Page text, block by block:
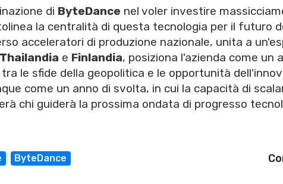
di ByteDance nel voler investire
la centralità di questa tecnologia per il futuro
acceleratori di produzione nazionale, unita a
Thailandia e Finlandia, posiziona l'azienda come un
le sfide della geopolitica e le opportunità
come un anno di svolta, in cui la capacità di
chi guiderà la prossima ondata di progresso
ByteDance